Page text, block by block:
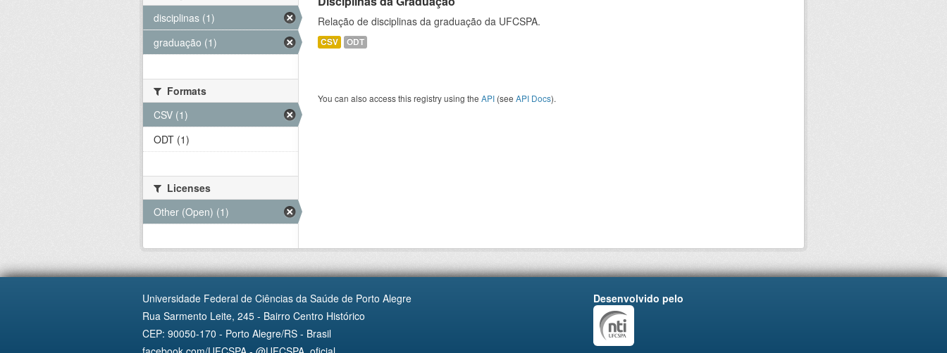
Relação de disciplinas da graduação da UFCSPA.
CSV ODT
You can also access this registry using the API (see API Docs).
disciplinas (1)
graduação (1)
Formats
CSV (1)
ODT (1)
Licenses
Other (Open) (1)
Universidade Federal de Ciências da Saúde de Porto Alegre
Rua Sarmento Leite, 245 - Bairro Centro Histórico
CEP: 90050-170 - Porto Alegre/RS - Brasil
Desenvolvido pelo